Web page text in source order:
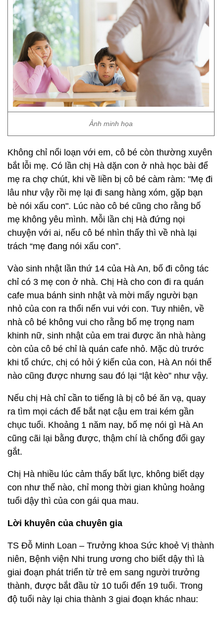
Ảnh minh họa
Không chỉ nổi loạn với em, cô bé còn thường xuyên
bắt lỗi mẹ. Có lần chị Hà dặn con ở nhà học bài để
mẹ ra chợ chút, khi về liền bị cô bé càm ràm: "Mẹ đi
lâu như vậy rồi mẹ lại đi sang hàng xóm, gặp bạn
bè nói xấu con". Lúc nào cô bé cũng cho rằng bố
mẹ không yêu mình. Mỗi lần chị Hà đứng nọi
chuyện với ai, nếu cô bé nhìn thấy thì về nhà lại
trách “mẹ đang nói xấu con”.
Vào sinh nhật lần thứ 14 của Hà An, bố đi công tác
chỉ có 3 mẹ con ở nhà. Chị Hà cho con đi ra quán
cafe mua bánh sinh nhật và mời mấy người bạn
nhỏ của con ra thổi nến vui với con. Tuy nhiên, về
nhà cô bé không vui cho rằng bố mẹ trọng nam
khinh nữ, sinh nhật của em trai được ăn nhà hàng
còn của cô bé chỉ là quán cafe nhỏ. Mặc dù trước
khi tổ chức, chị có hỏi ý kiến của con, Hà An nói thế
nào cũng được nhưng sau đó lại “lật kèo” như vậy.
Nếu chị Hà chỉ cần to tiếng là bị cô bé ăn vạ, quay
ra tìm mọi cách để bắt nạt cậu em trai kém gần
chục tuổi. Khoảng 1 năm nay, bố mẹ nói gì Hà An
cũng cãi lại bằng được, thậm chí là chống đối gay
gắt.
Chị Hà nhiều lúc cảm thấy bất lực, không biết dạy
con như thế nào, chỉ mong thời gian khủng hoảng
tuổi dậy thì của con gái qua mau.
Lời khuyên của chuyên gia
TS Đỗ Minh Loan – Trưởng khoa Sức khoẻ Vị thành
niên, Bệnh viện Nhi trung ương cho biết dậy thì là
giai đoạn phát triển từ trẻ em sang người trưởng
thành, được bắt đầu từ 10 tuổi đến 19 tuổi. Trong
độ tuổi này lại chia thành 3 giai đoạn khác nhau: